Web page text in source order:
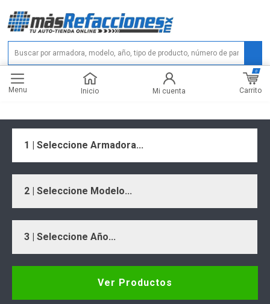
Menu Inicio Mi cuenta Carrito
0
1 | Seleccione Armadora...
2 | Seleccione Modelo...
3 | Seleccione Año...
Ver Productos